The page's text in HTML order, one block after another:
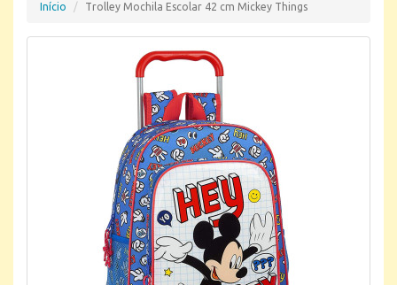
Início Trolley Mochila Escolar 42 cm Mickey Things